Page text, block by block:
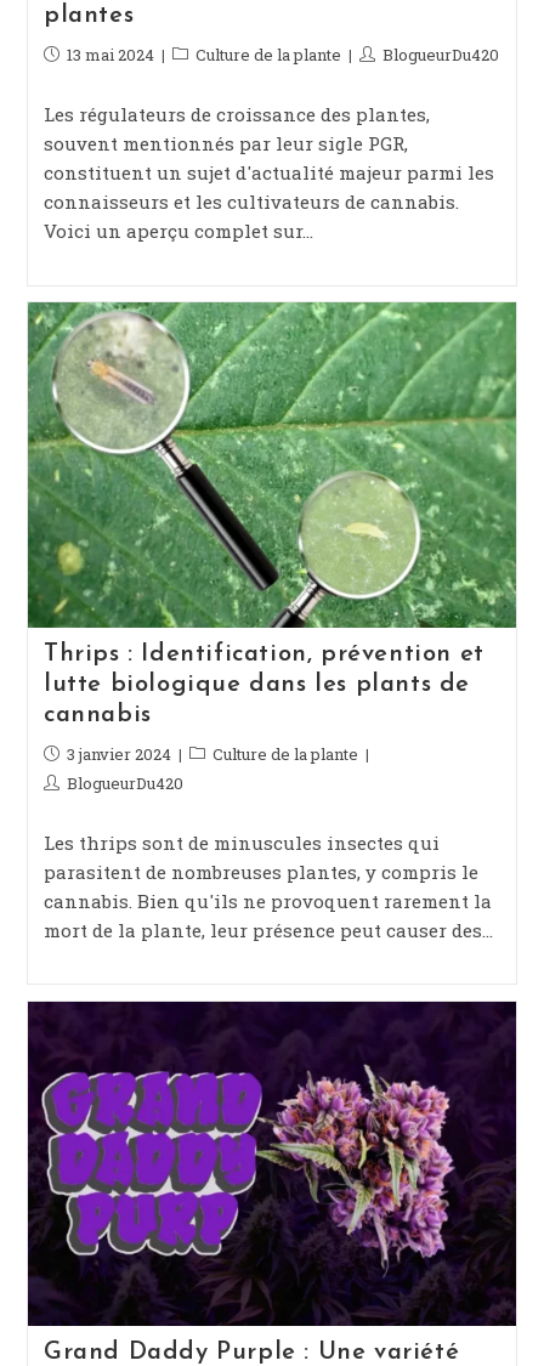
Comment cultiver facilement du cannabis
plantes
Publication
13 mai 2024
PostCulture de la plante
Auteur/autrice
la
publication :
BlogueurDu420
Les régulateurs de croissance des plantes,
souvent mentionnés par leur sigle PGR,
constituent un sujet d'actualité majeur parmi les
connaisseurs et les cultivateurs de cannabis.
Voici un aperçu complet sur…
Thrips : Identification, prévention et
lutte biologique dans les plants de
cannabis
Publication
publiée :
3 janvier 2024
PostCulture de la plante
Auteur/autrice
la
publication :
BlogueurDu420
Les thrips sont de minuscules insectes qui
parasitent de nombreuses plantes, y compris le
cannabis. Bien qu'ils ne provoquent rarement la
mort de la plante, leur présence peut causer des…
Grand Daddy Purple : Une variété